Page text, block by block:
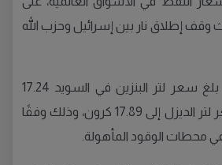
وقف إطلاق نار بين إسرائيل وحزب الله
وبعد التعديل الجديد، بلغ سعر لتر البنزين في السويد 17.24
كرون، بينما وصل سعر لتر الديزل إلى 17.89 كرون، وذلك وفقًا
محطات الوقود المأهولة.